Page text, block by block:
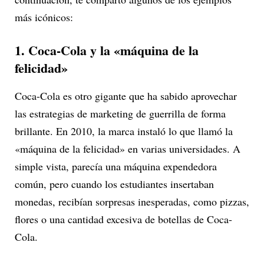
más icónicos:
1. Coca-Cola y la «máquina de la
felicidad»
Coca-Cola es otro gigante que ha sabido aprovechar
las estrategias de marketing de guerrilla de forma
brillante. En 2010, la marca instaló lo que llamó la
«máquina de la felicidad» en varias universidades. A
simple vista, parecía una máquina expendedora
común, pero cuando los estudiantes insertaban
monedas, recibían sorpresas inesperadas, como pizzas,
flores o una cantidad excesiva de botellas de Coca-
Cola.